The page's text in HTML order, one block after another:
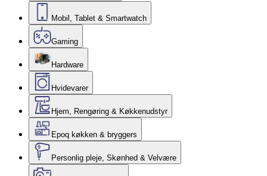
Mobil, Tablet & Smartwatch
Gaming
Hardware
Hvidevarer
Hjem, Rengøring & Køkkenudstyr
Epoq køkken & bryggers
Personlig pleje, Skønhed & Velvære